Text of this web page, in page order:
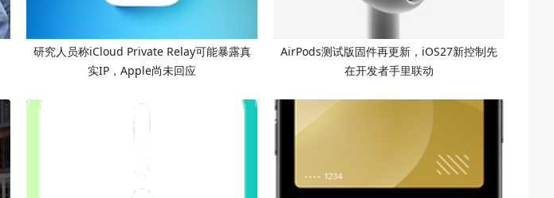
研究人员称iCloud Private Relay可能暴露真
实IP，Apple尚未回应
AirPods测试版固件再更新，iOS27新控制先
在开发者手里联动